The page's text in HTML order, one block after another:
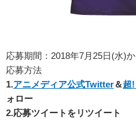
応募期間：2018年7月25日(水)
応募方法
1.アニメディア公式Twitter＆超
ォロー
2.応募ツイートをリツイート